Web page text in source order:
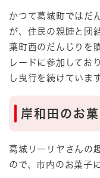
かつて葛城町ではだ
が、住民の親睦と団
葉町西のだんじりを
レードに参加してお
し曳行を続けています
岸和田のお
葛城リーリヤさんの
ので、市内のお菓子